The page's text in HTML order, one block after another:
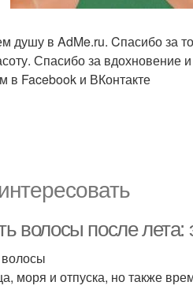
душу в AdMe.ru. Cпасибо за
Спасибо за вдохновение
в Facebook и ВКонтакте
волосы после
моря и отпуска, но также